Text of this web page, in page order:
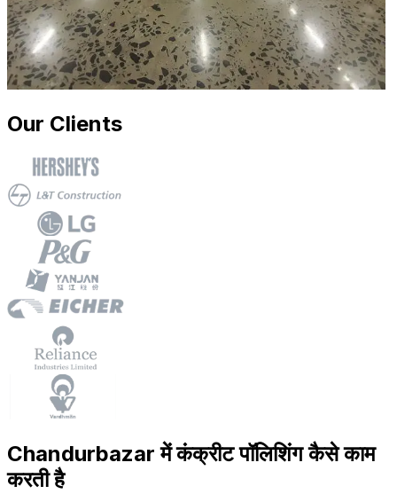
Our Clients
Chandurbazar में कंक्रीट पॉलिशिंग कैसे काम
करती है